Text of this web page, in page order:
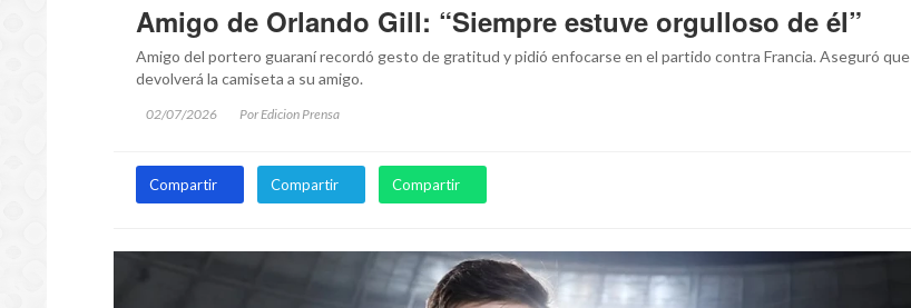
Amigo de Orlando Gill: “Siempre estuve orgulloso de él”
Amigo del portero guaraní recordó gesto de gratitud y pidió enfocarse en el partido contra Francia. Aseguró que
devolverá la camiseta a su amigo.
02/07/2026 Por Edicion Prensa
Compartir Compartir Compartir